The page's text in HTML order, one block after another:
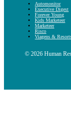
Automonitor
Executive Digest
Forever Young
Kids Marketeer
Marketeer
Risco
Viagens &
© 2026 Human